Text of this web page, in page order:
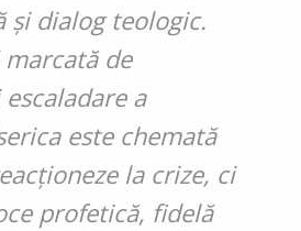
și dialog teologic.
de
a
este chemată
la crize, ci
profetică, fidelă